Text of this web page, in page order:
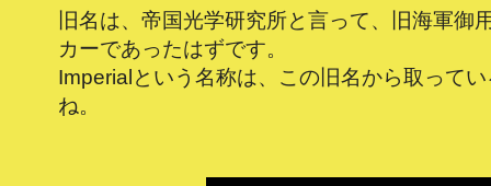
旧名は、帝国光学研究所と言って、旧海軍御
カーであったはずです。
Imperialという名称は、この旧名から取って
ね。